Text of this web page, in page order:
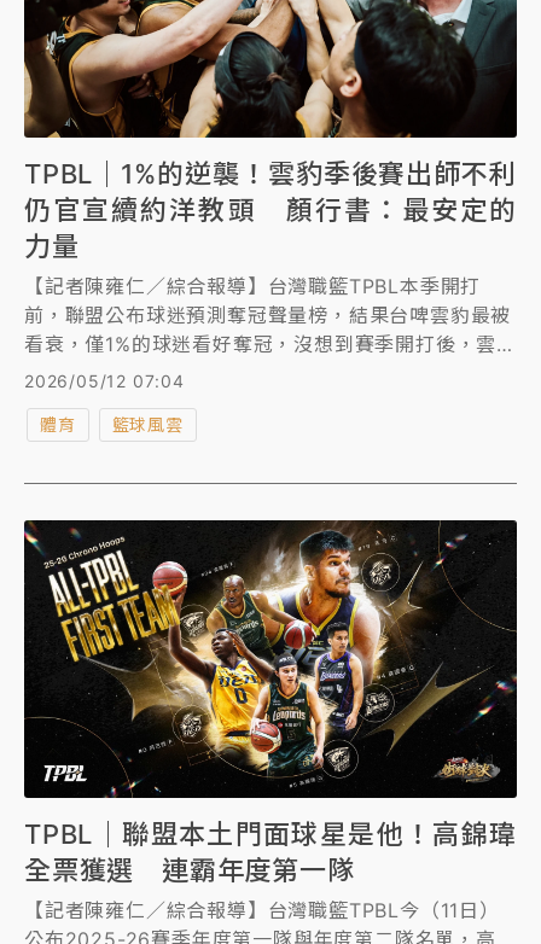
TPBL｜1%的逆襲！雲豹季後賽出師不利
仍官宣續約洋教頭 顏行書：最安定的
力量
【記者陳雍仁／綜合報導】台灣職籃TPBL本季開打
前，聯盟公布球迷預測奪冠聲量榜，結果台啤雲豹最被
看衰，僅1%的球迷看好奪冠，沒想到賽季開打後，雲豹
越戰越勇，以23勝13敗奪下例行賽龍頭，更在季後賽
喊出「1%的逆襲」，力求奪冠打臉季前看衰的球迷，可
惜季後賽首戰雲豹出師不利，遭新北國王「下克上」，
2026/05/12 07:04
體育 籃球風雲
TPBL｜聯盟本土門面球星是他！高錦瑋
全票獲選 連霸年度第一隊
【記者陳雍仁／綜合報導】台灣職籃TPBL今（11日）
公布2025-26賽季年度第一隊與年度第二隊名單，高